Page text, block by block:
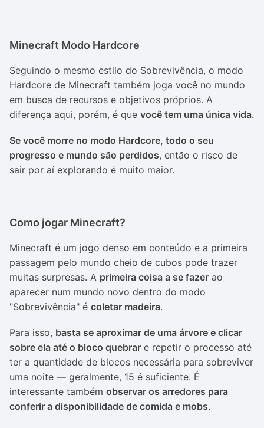
Minecraft Modo Hardcore
Seguindo o mesmo estilo do Sobrevivência, o modo
Hardcore de Minecraft também joga você no mundo
em busca de recursos e objetivos próprios. A
diferença aqui, porém, é que você tem uma única vida.
Se você morre no modo Hardcore, todo o seu
progresso e mundo são perdidos, então o risco de
sair por aí explorando é muito maior.
Como jogar Minecraft?
Minecraft é um jogo denso em conteúdo e a primeira
passagem pelo mundo cheio de cubos pode trazer
muitas surpresas. A primeira coisa a se fazer ao
aparecer num mundo novo dentro do modo
"Sobrevivência" é coletar madeira.
Para isso, basta se aproximar de uma árvore e clicar
sobre ela até o bloco quebrar e repetir o processo até
ter a quantidade de blocos necessária para sobreviver
uma noite — geralmente, 15 é suficiente. É
interessante também observar os arredores para
conferir a disponibilidade de comida e mobs.